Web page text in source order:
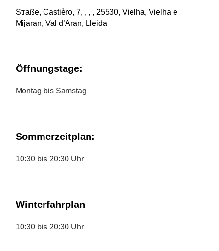
Straße, Castièro, 7, , , , 25530, Vielha, Vielha e
Mijaran, Val d’Aran, Lleida
Öffnungstage:
Montag bis Samstag
Sommerzeitplan:
10:30 bis 20:30 Uhr
Winterfahrplan
10:30 bis 20:30 Uhr